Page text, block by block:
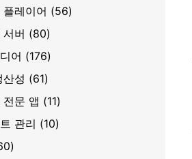
플레이어 (56)
서버 (80)
어 (176)
산성 (61)
문 앱 (11)
관리 (10)